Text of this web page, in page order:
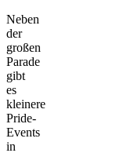
Neben
der
großen
Parade
gibt
es
kleinere
Pride-
Events
in